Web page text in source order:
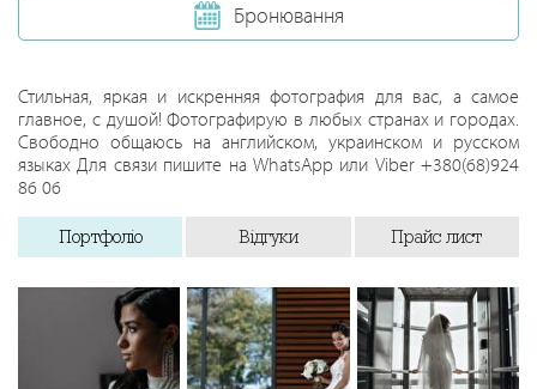
Бронювання
Стильная, яркая и искренняя фотография для вас, а самое
главное, с душой! Фотографирую в любых странах и городах.
Свободно общаюсь на английском, украинском и русском
языках Для связи пишите на WhatsApp или Viber +380(68)924
86 06
Портфоліо Відгуки Прайс лист